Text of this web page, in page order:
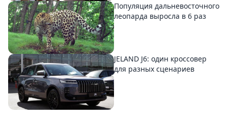
Популяция дальневосточного
леопарда выросла в 6 раз
JELAND J6: один кроссовер
для разных сценариев